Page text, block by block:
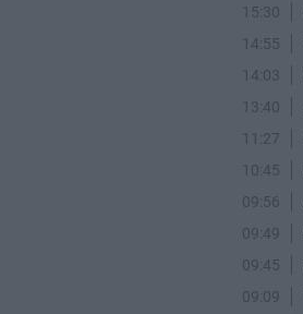
15:30
14:55
14:03
13:40
11:27
10:45
09:56
09:49
09:45
09:09